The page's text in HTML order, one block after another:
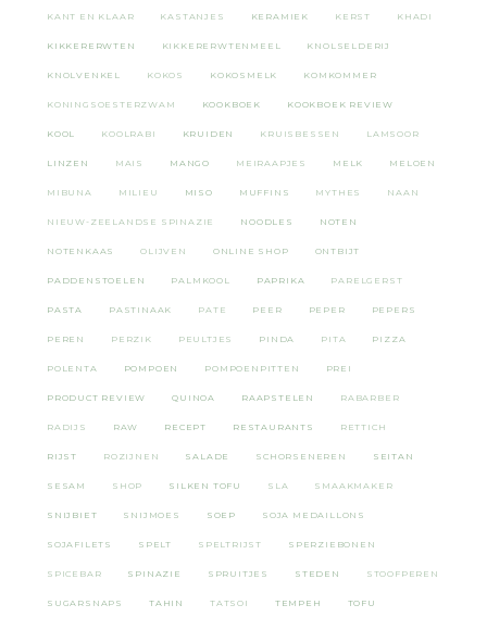
KANT EN KLAAR KASTANJES KERAMIEK KERST KHADI
KIKKERERWTEN KIKKERERWTENMEEL KNOLSELDERIJ
KNOLVENKEL KOKOS KOKOSMELK KOMKOMMER
KONINGSOESTERZWAM KOOKBOEK KOOKBOEK REVIEW
KOOL KOOLRABI KRUIDEN KRUISBESSEN LAMSOOR
LINZEN MAIS MANGO MEIRAAPJES MELK MELOEN
MIBUNA MILIEU MISO MUFFINS MYTHES NAAN
NIEUW-ZEELANDSE SPINAZIE NOODLES NOTEN
NOTENKAAS OLIJVEN ONLINE SHOP ONTBIJT
PADDENSTOELEN PALMKOOL PAPRIKA PARELGERST
PASTA PASTINAAK PATE PEER PEPER PEPERS
PEREN PERZIK PEULTJES PINDA PITA PIZZA
POLENTA POMPOEN POMPOENPITTEN PREI
PRODUCT REVIEW QUINOA RAAPSTELEN RABARBER
RADIJS RAW RECEPT RESTAURANTS RETTICH
RIJST ROZIJNEN SALADE SCHORSENEREN SEITAN
SESAM SHOP SILKEN TOFU SLA SMAAKMAKER
SNIJBIET SNIJMOES SOEP SOJA MEDAILLONS
SOJAFILETS SPELT SPELTRIJST SPERZIEBONEN
SPICEBAR SPINAZIE SPRUITJES STEDEN STOOFPEREN
SUGARSNAPS TAHIN TATSOI TEMPEH TOFU